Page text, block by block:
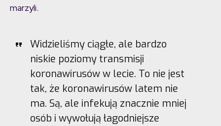
marzyli.
Widzieliśmy ciągłe, ale bardzo
niskie poziomy transmisji
koronawirusów w lecie. To nie jest
tak, że koronawirusów latem nie
ma. Są, ale infekują znacznie mniej
osób i wywołują łagodniejsze